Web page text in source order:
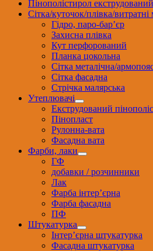
Пінополістирол екструдований
Сітка/куточок/плівка/витратні
Гідро, паро-бар’єр
Захисна плівка
Кут перфорований
Планка цокольна
Сітка металічна/
Сітка фасадна
Стрічка малярська
Утеплювачі
Екструдований
Пінопласт
Рулонна-вата
Фасадна вата
Фарби, лаки
ГФ
добавки / розчинники
Лак
Фарба інтер’єрна
Фарба фасадна
ПФ
Штукатурка
Інтер’єрна штукатурка
Фасадна штукатурка